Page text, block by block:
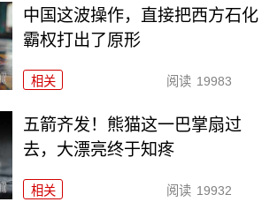
中国这波操作，直接把西方石化
霸权打出了原形
相关 阅读 19983
五箭齐发！熊猫这一巴掌扇过
去，大漂亮终于知疼
相关 阅读 19932